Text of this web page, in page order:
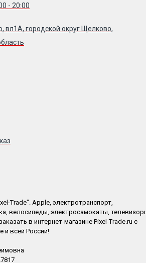
- 20:00
вл1А, городской округ Щелково,
Trade". Apple, электротранспорт,
велосипеды, электросамокаты,
в интернет-магазине Pixel-Trade.ru с
и всей России!